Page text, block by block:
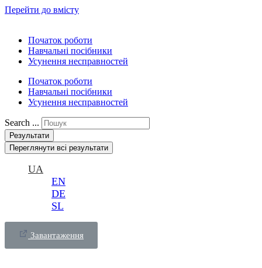
Перейти до вмісту
Початок роботи
Навчальні посібники
Усунення несправностей
Початок роботи
Навчальні посібники
Усунення несправностей
Search ...
Результати
Переглянути всі результати
UA
EN
DE
SL
Завантаження